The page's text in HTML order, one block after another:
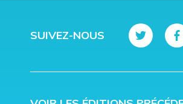
SUIVEZ-NOUS